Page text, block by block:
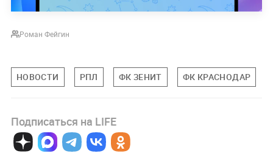
Роман Фейгин
НОВОСТИ РПЛ ФК ЗЕНИТ ФК КРАСНОДАР
Подписаться на LIFE